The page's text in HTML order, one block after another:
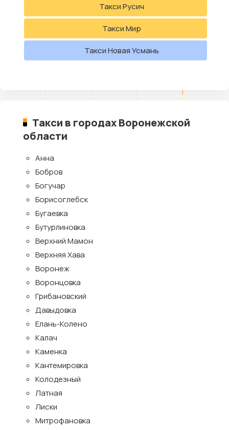
Такси Русич
Такси Мир
Такси Новая Усмань
Такси в городах Воронежской
области
Анна
Бобров
Богучар
Борисоглебск
Бугаевка
Бутурлиновка
Верхний Мамон
Верхняя Хава
Воронеж
Воронцовка
Грибановский
Давыдовка
Елань-Колено
Калач
Каменка
Кантемировка
Колодезный
Латная
Лиски
Митрофановка